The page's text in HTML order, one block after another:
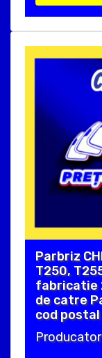
Parbriz
T250,
fabricatie
de catre
cod postal
Producator